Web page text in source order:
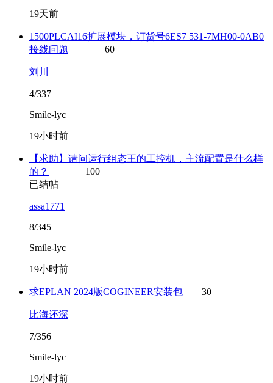
19天前
1500PLCAI16扩展模块，订货号6ES7 531-7MH00-0AB0
接线问题
60
刘川
4/337
Smile-lyc
19小时前
【求助】请问运行组态王的工控机，主流配置是什么样
的？
100
已结帖
assa1771
8/345
Smile-lyc
19小时前
求EPLAN 2024版COGINEER安装包 30
比海还深
7/356
Smile-lyc
19小时前